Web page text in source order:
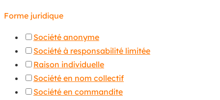
Forme juridique
Société anonyme
Société à responsabilité limitée
Raison individuelle
Société en nom collectif
Société en commandite